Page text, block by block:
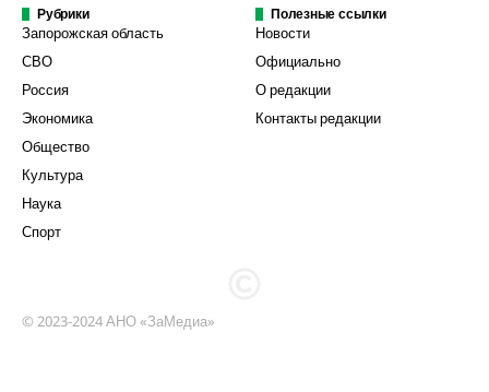
Рубрики
Запорожская область
СВО
Россия
Экономика
Общество
Культура
Наука
Спорт
Полезные ссылки
Новости
Официально
О редакции
Контакты редакции
© 2023-2024 АНО «ЗаМедиа»